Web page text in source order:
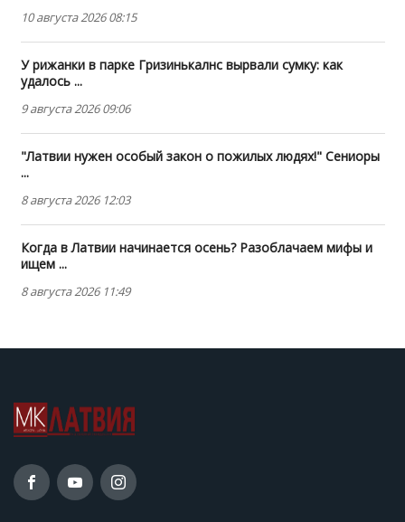
10 августа 2026 08:15
У рижанки в парке Гризинькалнс вырвали сумку: как
удалось ...
9 августа 2026 09:06
"Латвии нужен особый закон о пожилых людях!" Сениоры
...
8 августа 2026 12:03
Когда в Латвии начинается осень? Разоблачаем мифы и
ищем ...
8 августа 2026 11:49